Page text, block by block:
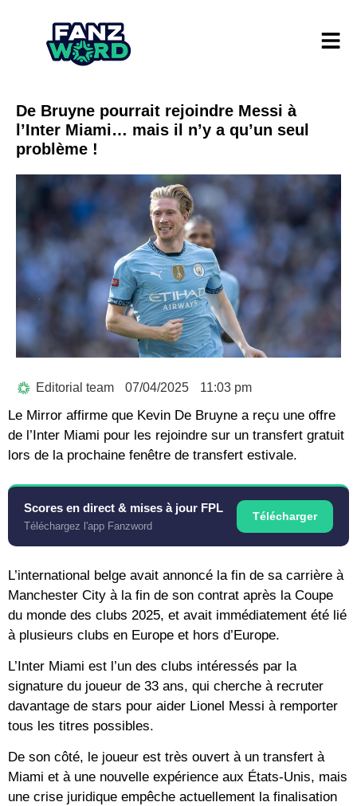
De Bruyne pourrait rejoindre Messi à
l’Inter Miami… mais il n’y a qu’un seul
problème !
Editorial team 07/04/2025 11:03 pm
Le Mirror affirme que Kevin De Bruyne a reçu une offre
de l’Inter Miami pour les rejoindre sur un transfert gratuit
lors de la prochaine fenêtre de transfert estivale.
Scores en direct & mises à jour FPL
Téléchargez l'app Fanzword
Télécharger
L’international belge avait annoncé la fin de sa carrière à
Manchester City à la fin de son contrat après la Coupe
du monde des clubs 2025, et avait immédiatement été lié
à plusieurs clubs en Europe et hors d’Europe.
L’Inter Miami est l’un des clubs intéressés par la
signature du joueur de 33 ans, qui cherche à recruter
davantage de stars pour aider Lionel Messi à remporter
tous les titres possibles.
De son côté, le joueur est très ouvert à un transfert à
Miami et à une nouvelle expérience aux États-Unis, mais
une crise juridique empêche actuellement la finalisation